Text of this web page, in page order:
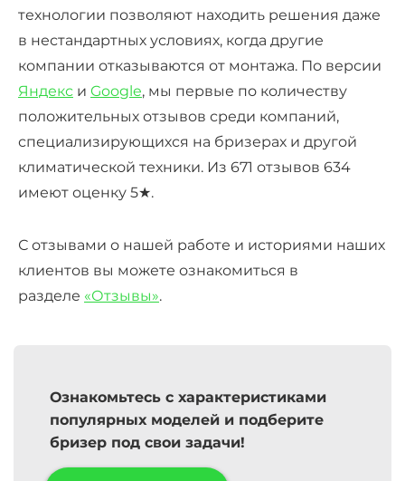
технологии позволяют находить решения даже
в нестандартных условиях, когда другие
компании отказываются от монтажа. По версии
Яндекс и Google, мы первые по количеству
положительных отзывов среди компаний,
специализирующихся на бризерах и другой
климатической техники. Из 671 отзывов 634
имеют оценку 5★.
С отзывами о нашей работе и историями наших
клиентов вы можете ознакомиться в
разделе «Отзывы».
Ознакомьтесь с характеристиками
популярных моделей и подберите
бризер под свои задачи!